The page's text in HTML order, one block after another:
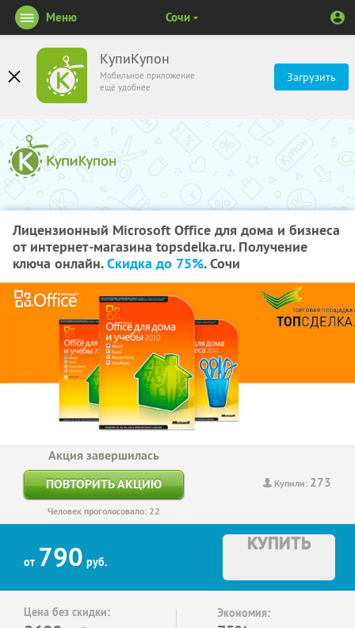
КупиКупон
Мобильное приложение
ещё удобнее
Загрузить
Меню Сочи
Лицензионный Microsoft Office для дома и бизнеса
от интернет-магазина topsdelka.ru. Получение
ключа онлайн.Скидка до 75%. Сочи
Купили: 273
Акция завершилась
ПОВТОРИТЬ АКЦИЮ
Человек проголосовало: 22
от 790 руб.
КУПИТЬ
Цена без скидки: Экономия: